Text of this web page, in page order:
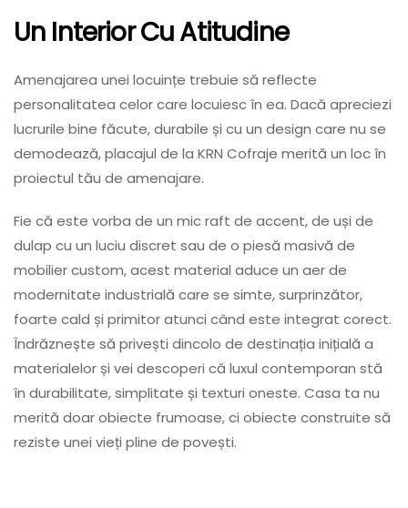
Un Interior Cu Atitudine
Amenajarea unei locuințe trebuie să reflecte
personalitatea celor care locuiesc în ea. Dacă apreciezi
lucrurile bine făcute, durabile și cu un design care nu se
demodează, placajul de la KRN Cofraje merită un loc în
proiectul tău de amenajare.
Fie că este vorba de un mic raft de accent, de uși de
dulap cu un luciu discret sau de o piesă masivă de
mobilier custom, acest material aduce un aer de
modernitate industrială care se simte, surprinzător,
foarte cald și primitor atunci când este integrat corect.
Îndrăznește să privești dincolo de destinația inițială a
materialelor și vei descoperi că luxul contemporan stă
în durabilitate, simplitate și texturi oneste. Casa ta nu
merită doar obiecte frumoase, ci obiecte construite să
reziste unei vieți pline de povești.